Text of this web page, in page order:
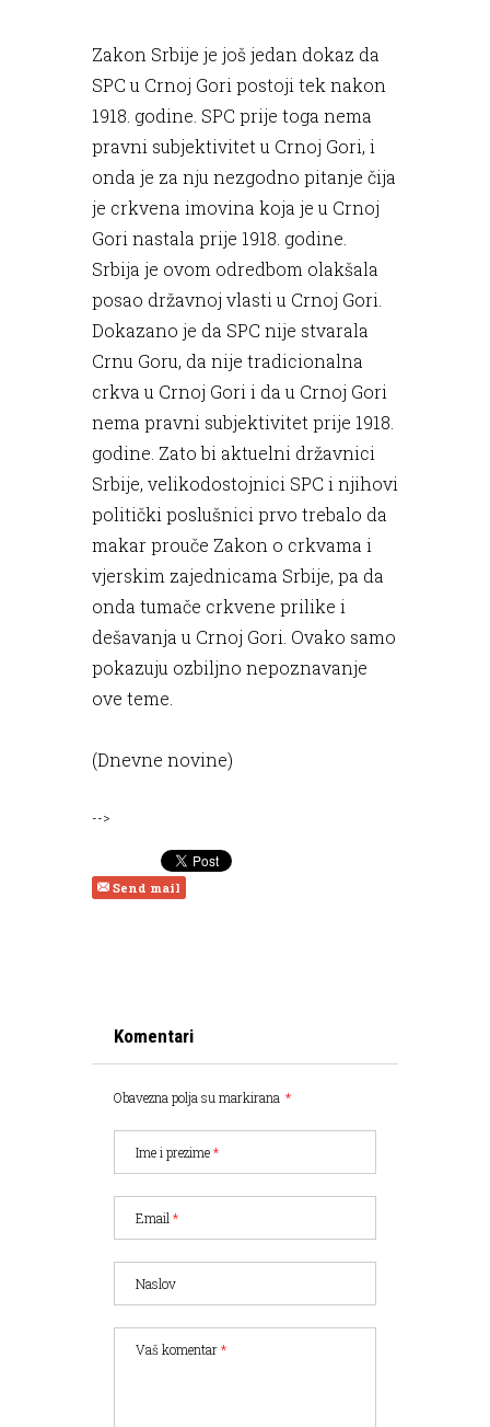
Zakon Srbije je još jedan dokaz da
SPC u Crnoj Gori postoji tek nakon
1918. godine. SPC prije toga nema
pravni subjektivitet u Crnoj Gori, i
onda je za nju nezgodno pitanje čija
je crkvena imovina koja je u Crnoj
Gori nastala prije 1918. godine.
Srbija je ovom odredbom olakšala
posao državnoj vlasti u Crnoj Gori.
Dokazano je da SPC nije stvarala
Crnu Goru, da nije tradicionalna
crkva u Crnoj Gori i da u Crnoj Gori
nema pravni subjektivitet prije 1918.
godine. Zato bi aktuelni državnici
Srbije, velikodostojnici SPC i njihovi
politički poslušnici prvo trebalo da
makar prouče Zakon o crkvama i
vjerskim zajednicama Srbije, pa da
onda tumače crkvene prilike i
dešavanja u Crnoj Gori. Ovako samo
pokazuju ozbiljno nepoznavanje
ove teme.
(Dnevne novine)
-->
Send mail
Komentari
Obavezna polja su markirana *
Ime i prezime*
Email*
Naslov
Vaš komentar*